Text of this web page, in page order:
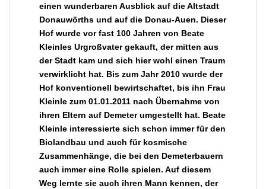
einen wunderbaren Ausblick auf die Altstadt
Donauwörths und auf die Donau-Auen. Dieser
Hof wurde vor fast 100 Jahren von Beate
Kleinles Urgroßvater gekauft, der mitten aus
der Stadt kam und sich hier wohl einen Traum
verwirklicht hat. Bis zum Jahr 2010 wurde der
Hof konventionell bewirtschaftet, bis ihn Frau
Kleinle zum 01.01.2011 nach Übernahme von
ihren Eltern auf Demeter umgestellt hat. Beate
Kleinle interessierte sich schon immer für den
Biolandbau und auch für kosmische
Zusammenhänge, die bei den Demeterbauern
auch immer eine Rolle spielen. Auf diesem
Weg lernte sie auch ihren Mann kennen, der